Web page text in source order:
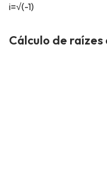
i=√(-1)
Cálculo de